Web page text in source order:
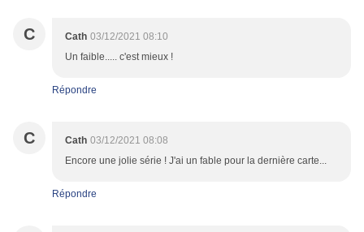
C Cath 03/12/2021 08:10
Un faible..... c'est mieux !
Répondre
C Cath 03/12/2021 08:08
Encore une jolie série ! J'ai un fable pour la dernière carte...
Répondre